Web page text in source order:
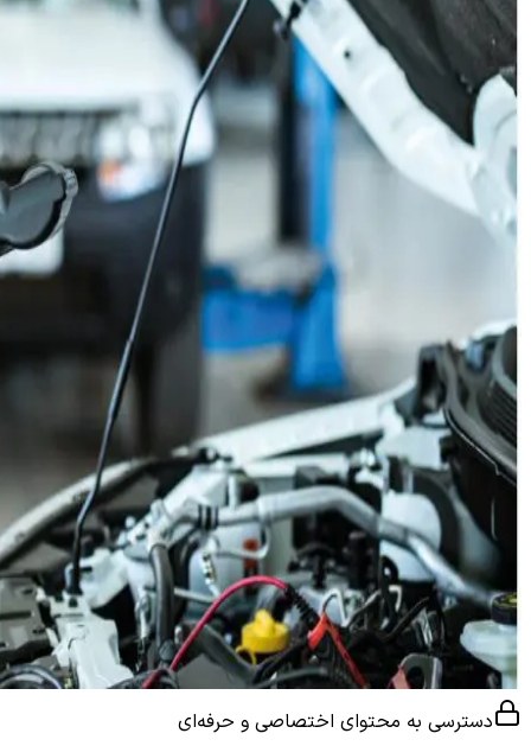
دسترسی به محتوای اختصاصی و حرفه‌ای